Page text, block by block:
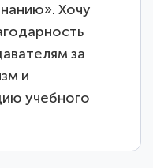
Хочу
за
и
учебного